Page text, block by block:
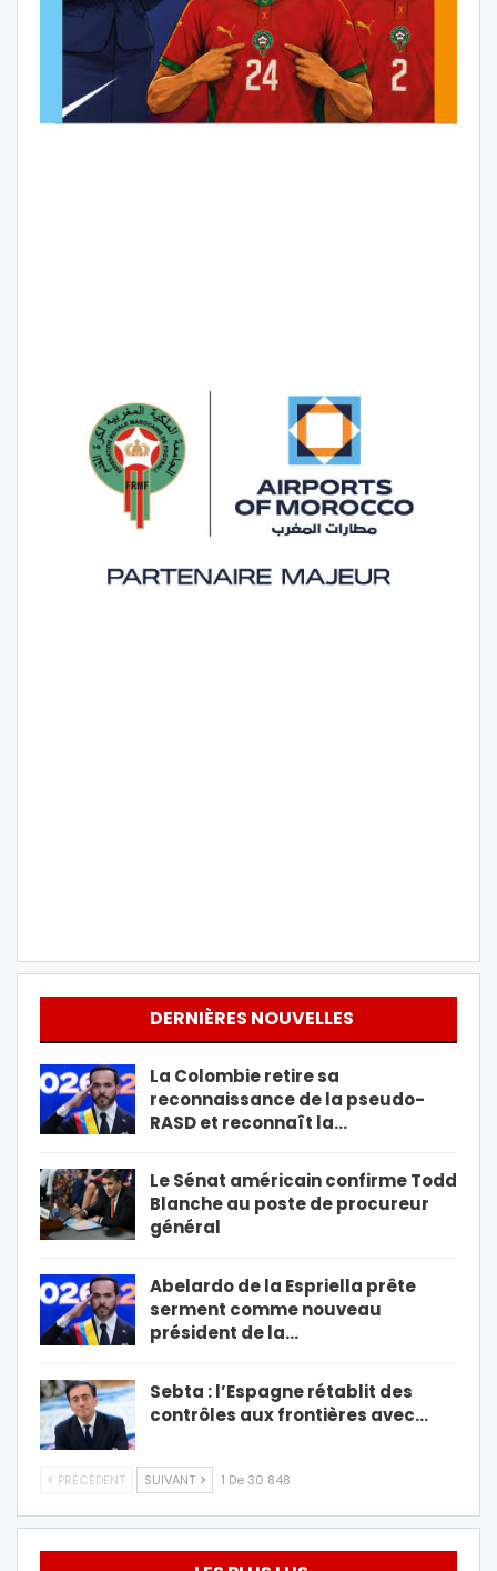
DERNIÈRES NOUVELLES
La Colombie retire sa
reconnaissance de la pseudo-
RASD et reconnaît la…
Le Sénat américain confirme Todd
Blanche au poste de procureur
général
Abelardo de la Espriella prête
serment comme nouveau
président de la…
Sebta : l’Espagne rétablit des
contrôles aux frontières avec…
PRÉCÉDENT SUIVANT 1 De 30 848